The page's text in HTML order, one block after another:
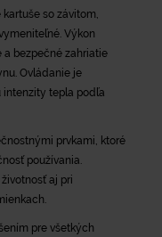
so závitom,
Výkon
bezpečné zahriatie
Ovládanie je
tepla podľa
prvkami, ktoré
používania.
aj pri
pre všetkých